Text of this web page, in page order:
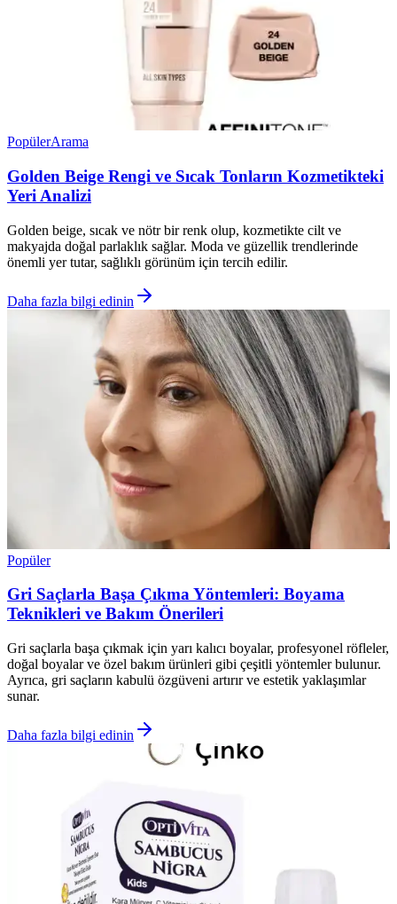
PopülerArama
Golden Beige Rengi ve Sıcak Tonların Kozmetikteki
Yeri Analizi
Golden beige, sıcak ve nötr bir renk olup, kozmetikte cilt ve
makyajda doğal parlaklık sağlar. Moda ve güzellik trendlerinde
önemli yer tutar, sağlıklı görünüm için tercih edilir.
Daha fazla bilgi edinin
Popüler
Gri Saçlarla Başa Çıkma Yöntemleri: Boyama
Teknikleri ve Bakım Önerileri
Gri saçlarla başa çıkmak için yarı kalıcı boyalar, profesyonel röfleler,
doğal boyalar ve özel bakım ürünleri gibi çeşitli yöntemler bulunur.
Ayrıca, gri saçların kabulü özgüveni artırır ve estetik yaklaşımlar
sunar.
Daha fazla bilgi edinin